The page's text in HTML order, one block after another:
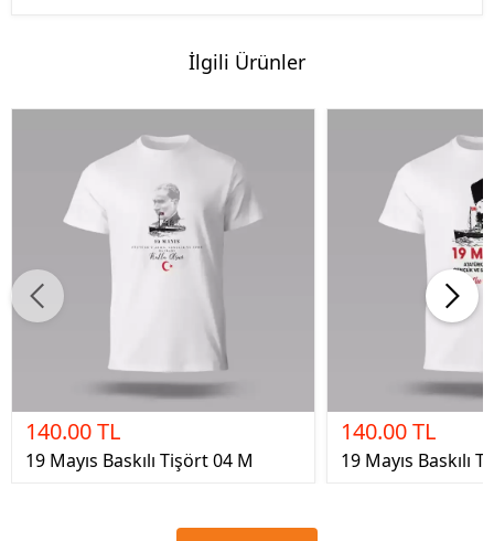
İlgili Ürünler
140.00 TL
19 Mayıs Baskılı Tişört 04 M
140.00 TL
19 Mayıs Baskılı